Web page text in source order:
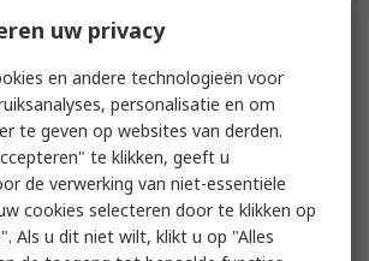
uw privacy
en andere technologieën voor
personalisatie en om
te geven op websites van derden.
te klikken, geeft u
de verwerking van niet-essentiële
cookies selecteren door te klikken op
Als u dit niet wilt, klikt u op "Alles